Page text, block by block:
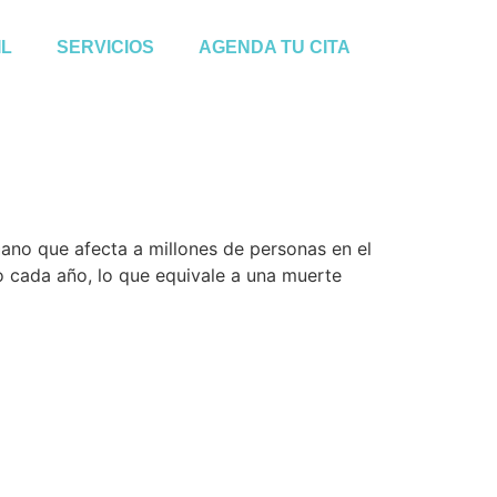
SERVICIOS AGENDA TU CITA
que afecta a millones de personas en el
año, lo que equivale a una muerte